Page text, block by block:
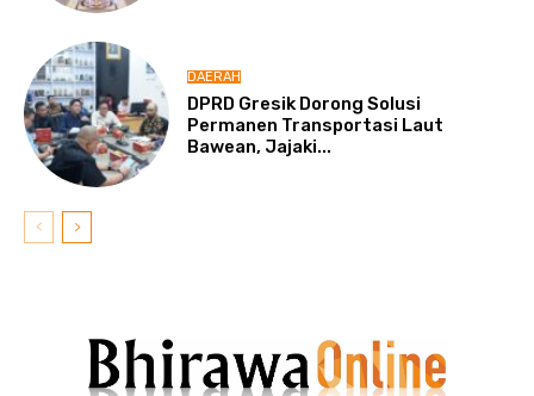
DAERAH
DPRD Gresik Dorong Solusi
Permanen Transportasi Laut
Bawean, Jajaki...